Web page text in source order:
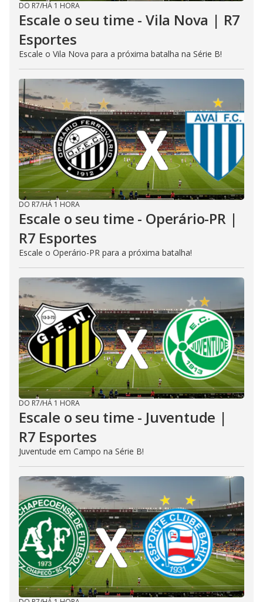
DO R7/HÁ 1 HORA
Escale o seu time - Vila Nova | R7
Esportes
Escale o Vila Nova para a próxima batalha na Série B!
DO R7/HÁ 1 HORA
Escale o seu time - Operário-PR |
R7 Esportes
Escale o Operário-PR para a próxima batalha!
DO R7/HÁ 1 HORA
Escale o seu time - Juventude |
R7 Esportes
Juventude em Campo na Série B!